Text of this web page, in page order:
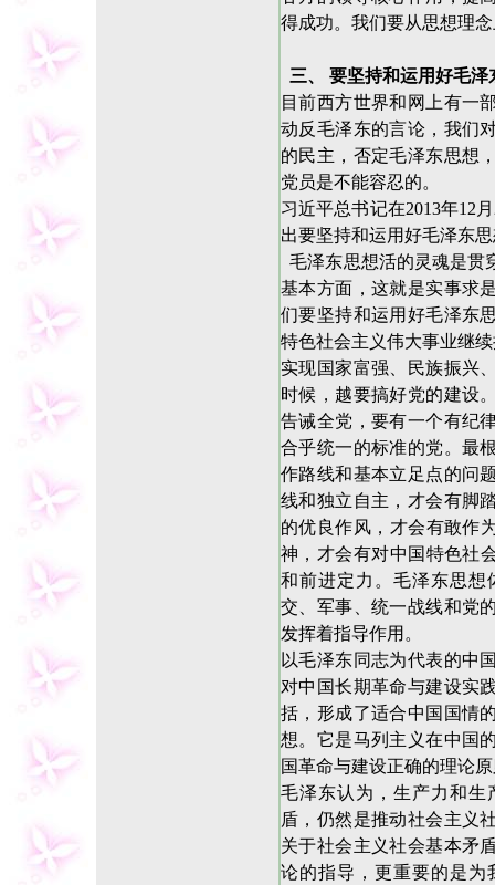
得成功。我们要从思想理
三、 要坚持和运用好毛泽
目前西方世界和网上有一
动反毛泽东的言论，我们
的民主，否定毛泽东思想
党员是不能容忍的。
习近平总书记在2013年12
出要坚持和运用好毛泽东
毛泽东思想活的灵魂是贯
基本方面，这就是实事求
们要坚持和运用好毛泽东
特色社会主义伟大事业继
实现国家富强、民族振兴
时候，越要搞好党的建设
告诫全党，要有一个有纪
合乎统一的标准的党。最
作路线和基本立足点的问
线和独立自主，才会有脚
的优良作风，才会有敢作
神，才会有对中国特色社
和前进定力。毛泽东思想
交、军事、统一战线和党
发挥着指导作用。
以毛泽东同志为代表的中
对中国长期革命与建设实
括，形成了适合中国国情
想。它是马列主义在中国
国革命与建设正确的理论
毛泽东认为，生产力和生
盾，仍然是推动社会主义
关于社会主义社会基本矛
论的指导，更重要的是为